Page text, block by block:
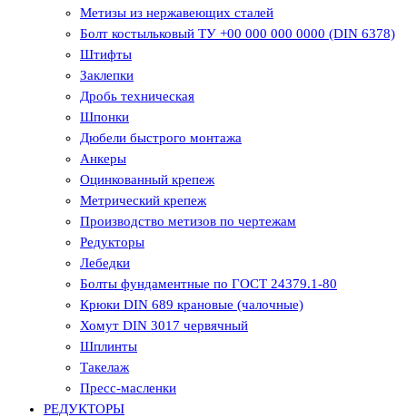
Метизы из нержавеющих сталей
Болт костыльковый ТУ +00 000 000 0000 (DIN 6378)
Штифты
Заклепки
Дробь техническая
Шпонки
Дюбели быстрого монтажа
Анкеры
Оцинкованный крепеж
Метрический крепеж
Производство метизов по чертежам
Редукторы
Лебедки
Болты фундаментные по ГОСТ 24379.1-80
Крюки DIN 689 крановые (чалочные)
Хомут DIN 3017 червячный
Шплинты
Такелаж
Пресс-масленки
РЕДУКТОРЫ